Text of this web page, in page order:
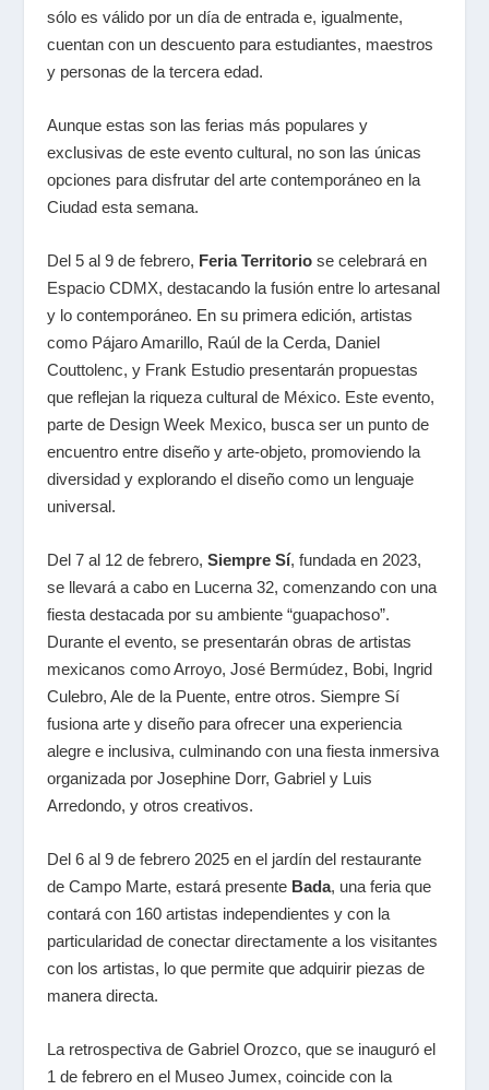
sólo es válido por un día de entrada e, igualmente,
cuentan con un descuento para estudiantes, maestros
y personas de la tercera edad.
Aunque estas son las ferias más populares y
exclusivas de este evento cultural, no son las únicas
opciones para disfrutar del arte contemporáneo en la
Ciudad esta semana.
Del 5 al 9 de febrero, Feria Territorio se celebrará en
Espacio CDMX, destacando la fusión entre lo artesanal
y lo contemporáneo. En su primera edición, artistas
como Pájaro Amarillo, Raúl de la Cerda, Daniel
Couttolenc, y Frank Estudio presentarán propuestas
que reflejan la riqueza cultural de México. Este evento,
parte de Design Week Mexico, busca ser un punto de
encuentro entre diseño y arte-objeto, promoviendo la
diversidad y explorando el diseño como un lenguaje
universal.
Del 7 al 12 de febrero, Siempre Sí, fundada en 2023,
se llevará a cabo en Lucerna 32, comenzando con una
fiesta destacada por su ambiente “guapachoso”.
Durante el evento, se presentarán obras de artistas
mexicanos como Arroyo, José Bermúdez, Bobi, Ingrid
Culebro, Ale de la Puente, entre otros. Siempre Sí
fusiona arte y diseño para ofrecer una experiencia
alegre e inclusiva, culminando con una fiesta inmersiva
organizada por Josephine Dorr, Gabriel y Luis
Arredondo, y otros creativos.
Del 6 al 9 de febrero 2025 en el jardín del restaurante
de Campo Marte, estará presente Bada, una feria que
contará con 160 artistas independientes y con la
particularidad de conectar directamente a los visitantes
con los artistas, lo que permite que adquirir piezas de
manera directa.
La retrospectiva de Gabriel Orozco, que se inauguró el
1 de febrero en el Museo Jumex, coincide con la